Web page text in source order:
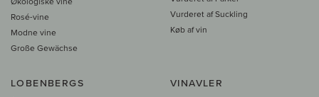
Rosé-vine
Modne vine
Große Gewächse
Vurderet af Suckling
Køb af vin
LOBENBERGS VINAVLER